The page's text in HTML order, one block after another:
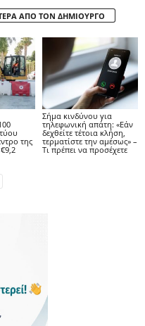
ΑΠΟ ΤΟΝ ΔΗΜΙΟΥΡΓΟ
της
Σήμα κινδύνου για
τηλεφωνική απάτη: «Εάν
δεχθείτε τέτοια κλήση,
τερματίστε την αμέσως» –
Τι πρέπει να προσέχετε